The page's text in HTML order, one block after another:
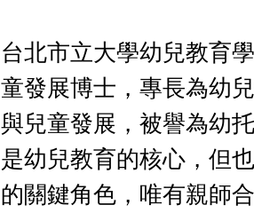
台北市立大學幼兒教育
童發展博士，專長為幼
與兒童發展，被譽為幼
是幼兒教育的核心，但
的關鍵角色，唯有親師